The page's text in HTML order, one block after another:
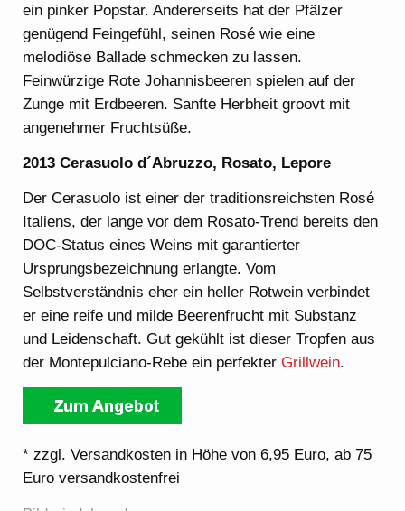
ein pinker Popstar. Andererseits hat der Pfälzer
genügend Feingefühl, seinen Rosé wie eine
melodiöse Ballade schmecken zu lassen.
Feinwürzige Rote Johannisbeeren spielen auf der
Zunge mit Erdbeeren. Sanfte Herbheit groovt mit
angenehmer Fruchtsüße.
2013 Cerasuolo d´Abruzzo, Rosato, Lepore
Der Cerasuolo ist einer der traditionsreichsten Rosé
Italiens, der lange vor dem Rosato-Trend bereits den
DOC-Status eines Weins mit garantierter
Ursprungsbezeichnung erlangte. Vom
Selbstverständnis eher ein heller Rotwein verbindet
er eine reife und milde Beerenfrucht mit Substanz
und Leidenschaft. Gut gekühlt ist dieser Tropfen aus
der Montepulciano-Rebe ein perfekterGrillwein.
* zzgl. Versandkosten in Höhe von 6,95 Euro, ab 75
Euro versandkostenfrei